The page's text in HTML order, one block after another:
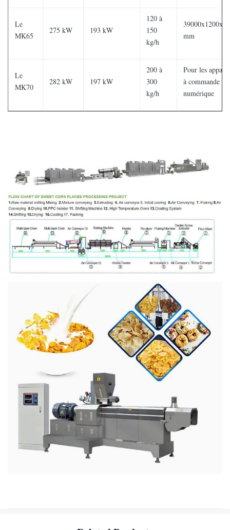
Le
MK65
275 kW 193 kW
120 à
150
kg/h
mm
Le
MK70
282 kW 197 kW
200 à
300
kg/h
Pour les
à commande
numérique